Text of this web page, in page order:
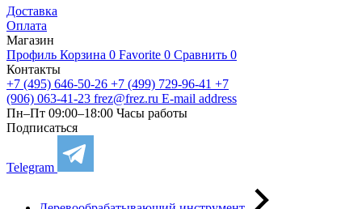
Доставка
Оплата
Магазин
Профиль Корзина 0 Favorite 0 Сравнить 0
Контакты
+7 (495) 646-50-26 +7 (499) 729-96-41 +7
(906) 063-41-23 frez@frez.ru E-mail address
Пн–Пт 09:00–18:00 Часы работы
Подписаться
Telegram